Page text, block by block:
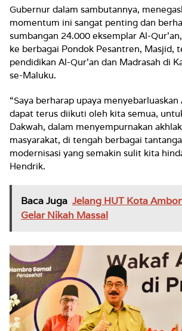
Gubernur dalam sambutannya,
momentum ini sangat penting dan
sumbangan 24.000 eksemplar Al-
ke berbagai Pondok Pesantren, Masjid,
pendidikan Al-Qur’an dan Madrasah di
se-Maluku.
“Saya berharap upaya menyebarluaskan
dapat terus diikuti oleh kita semua,
Dakwah, dalam menyempurnakan
masyarakat, di tengah berbagai
modernisasi yang semakin sulit kita
Hendrik.
Baca Juga Jelang HUT Kota
Gelar Nikah Massal